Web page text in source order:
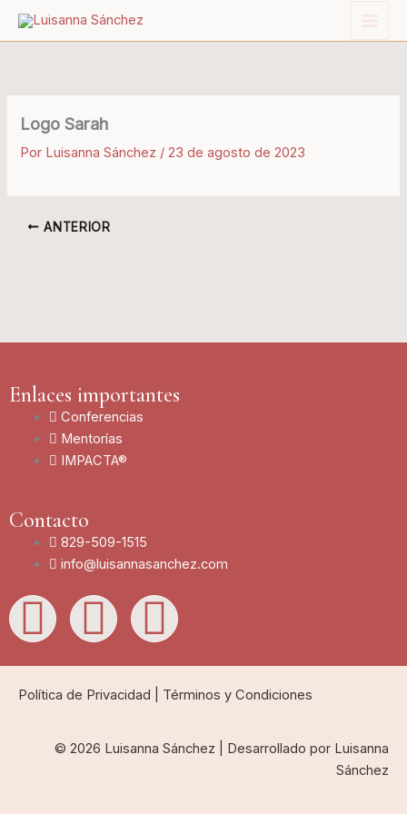
Logo Sarah
Por Luisanna Sánchez /23 de agosto de 2023
ANTERIOR
Enlaces importantes
Conferencias
Mentorías
IMPACTA®
Contacto
829-509-1515
info@luisannasanchez.com
L
i
n
k
I
n
s
t
Y
o
u
t
Política de Privacidad Términos y Condiciones
© 2026 Luisanna Sánchez | Desarrollado por Luisanna
Sánchez